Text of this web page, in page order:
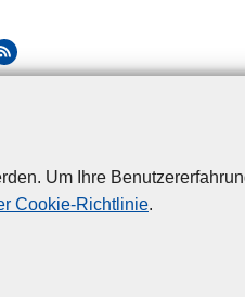
Um Ihre
Cookie-Richtlinie.